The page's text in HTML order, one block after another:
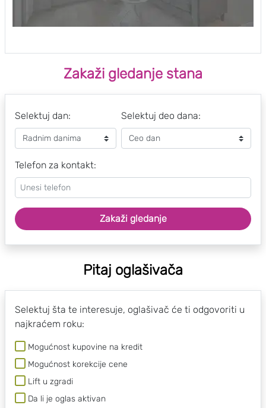
Zakaži gledanje stana
Selektuj dan: Selektuj deo dana:
Telefon za kontakt:
Zakaži gledanje
Pitaj oglašivača
Selektuj šta te interesuje, oglašivač će ti odgovoriti u
najkraćem roku:
Mogućnost kupovine na kredit
Mogućnost korekcije cene
Lift u zgradi
Da li je oglas aktivan